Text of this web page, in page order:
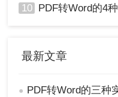
10 PDF转Word的4种常用
最新文章
● PDF转Word的三种实用方